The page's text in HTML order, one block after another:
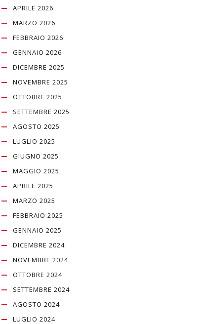
APRILE 2026
MARZO 2026
FEBBRAIO 2026
GENNAIO 2026
DICEMBRE 2025
NOVEMBRE 2025
OTTOBRE 2025
SETTEMBRE 2025
AGOSTO 2025
LUGLIO 2025
GIUGNO 2025
MAGGIO 2025
APRILE 2025
MARZO 2025
FEBBRAIO 2025
GENNAIO 2025
DICEMBRE 2024
NOVEMBRE 2024
OTTOBRE 2024
SETTEMBRE 2024
AGOSTO 2024
LUGLIO 2024